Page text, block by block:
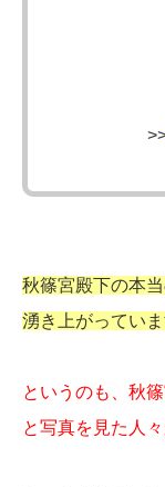
秋篠宮殿下の本
湧き上がっていま
というのも、秋
と写真を見た人